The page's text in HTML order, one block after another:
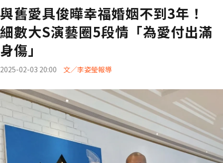
與舊愛具俊曄幸福婚姻不到3年！
細數大S演藝圈5段情「為愛付出滿
身傷」
2025-02-03 20:00 文／李姿瑩報導